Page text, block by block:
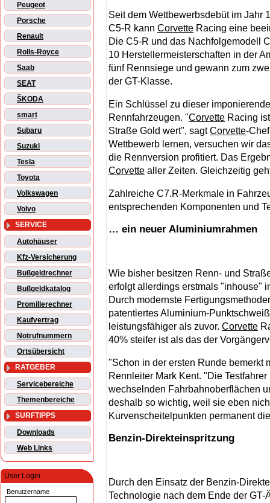
Peugeot
Porsche
Renault
Rolls-Royce
Saab
SEAT
ŠKODA
smart
Subaru
Suzuki
Tesla
Toyota
Volkswagen
Volvo
SERVICE
Autohäuser
Kfz-Versicherung
Bußgeldrechner
Bußgeldkatalog
Promillerechner
Kaufvertrag
Notrufnummern
Ortsübersicht
RATGEBER
Servicebereiche
Themenbereiche
SURFTIPPS
Downloads
Web Links
User Login
Benutzername
Seit dem Wettbewerbsdebüt im Jahr
C5-R kann Corvette Racing eine
Die C5-R und das Nachfolgemodell
10 Herstellermeisterschaften in der
fünf Rennsiege und gewann zum
der GT-Klasse.
Ein Schlüssel zu dieser
Rennfahrzeugen. "Corvette Racing
Straße Gold wert", sagtCorvette-
Wettbewerb lernen, versuchen wir
die Rennversion profitiert. Das
Corvette aller Zeiten. Gleichzeitig
Zahlreiche C7.R-Merkmale in
entsprechenden Komponenten und
… ein neuer Aluminiumrahmen
Wie bisher besitzen Renn- und
erfolgt allerdings erstmals "inhouse"
Durch modernste
patentiertes Aluminium-
leistungsfähiger als zuvor. Corvette
40% steifer ist als das der
"Schon in der ersten Runde bemerkt
Rennleiter Mark Kent. "Die
wechselnden Fahrbahnoberflächen
deshalb so wichtig, weil sie eben
Kurvenscheitelpunkten permanent
Benzin-Direkteinspritzung
Durch den Einsatz der Benzin-
Technologie nach dem Ende der